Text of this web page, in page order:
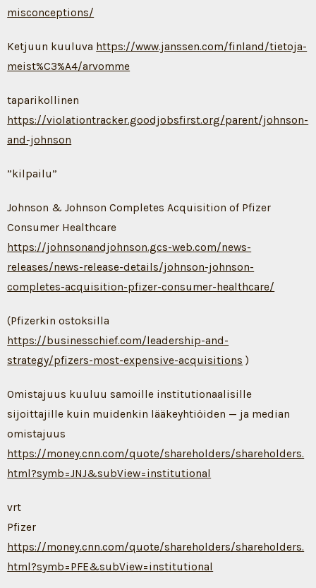
misconceptions/
Ketjuun kuuluva https://www.janssen.com/finland/tietoja-
meist%C3%A4/arvomme
taparikollinen
https://violationtracker.goodjobsfirst.org/parent/johnson-
and-johnson
”kilpailu”
Johnson & Johnson Completes Acquisition of Pfizer
Consumer Healthcare
https://johnsonandjohnson.gcs-web.com/news-
releases/news-release-details/johnson-johnson-
completes-acquisition-pfizer-consumer-healthcare/
(Pfizerkin ostoksilla
https://businesschief.com/leadership-and-
strategy/pfizers-most-expensive-acquisitions )
Omistajuus kuuluu samoille institutionaalisille
sijoittajille kuin muidenkin lääkeyhtiöiden — ja median
omistajuus
https://money.cnn.com/quote/shareholders/shareholders.
html?symb=JNJ&subView=institutional
vrt
Pfizer
https://money.cnn.com/quote/shareholders/shareholders.
html?symb=PFE&subView=institutional